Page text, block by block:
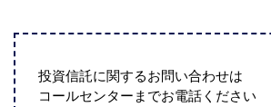
投資信託に関するお問い合わせは
コールセンターまでお電話ください